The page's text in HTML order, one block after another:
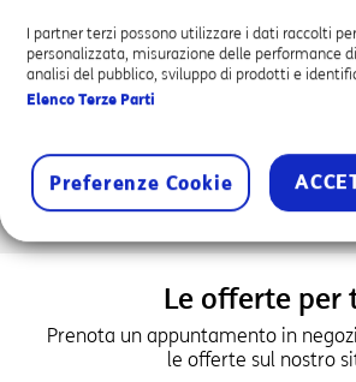
PUNTO VIOLA AUTORIZZATO
Il progetto Punti Viola di DonneXStrada ha
DonneXStrada è quindi un luogo di
ha la sensibilità e gli strumenti per
diverse situazioni di difficoltà.
Le offerte per
Prenota un appuntamento in
le offerte sul nostro
I partner terzi possono utilizzare i dati raccolti
personalizzata, misurazione delle performance
analisi del pubblico, sviluppo di prodotti e
Elenco Terze Parti
Preferenze Cookie